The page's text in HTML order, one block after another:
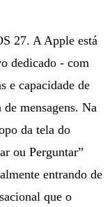
27. A Apple está
dedicado - com
e capacidade de
mensagens. Na
da tela do
ou Perguntar”
entrando de
que o